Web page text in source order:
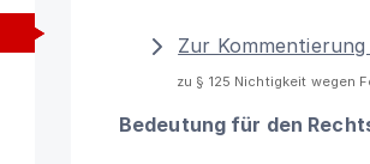
Zur
zu § 125 Nichtigkeit wegen
Bedeutung für den